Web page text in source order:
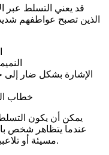
قد يعني التسلط عبر
الذين تصبح عواطفهم
الإشارة بشكل ضار إلى
خطاب
يمكن أن يكون التسلط
عندما يتظاهر شخص
مسيئة أو تلاعبية أو تنم عن كراهية تجاه اللاعبين الصغار.